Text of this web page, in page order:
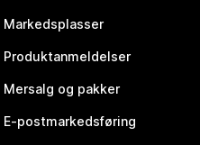
Markedsplasser
Produktanmeldelser
Mersalg og pakker
E-postmarkedsføring